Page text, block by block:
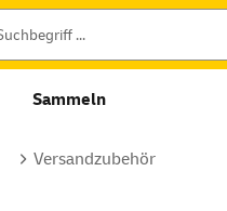
Sammeln
Versandzubehör